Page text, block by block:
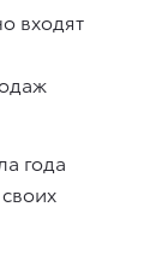
входят
года